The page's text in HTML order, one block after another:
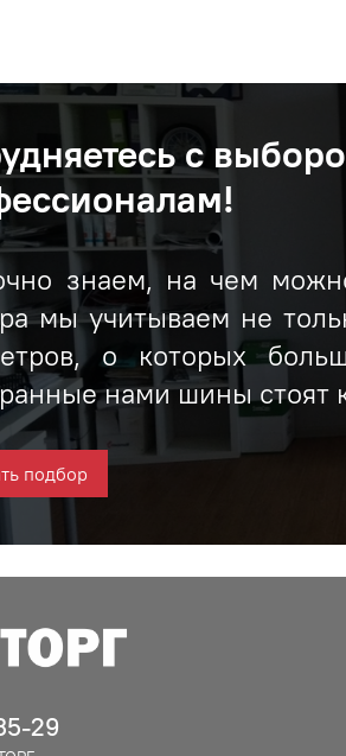
с
знаем, на чем
мы учитываем не
о которых
нами шины стоят
подбор
29